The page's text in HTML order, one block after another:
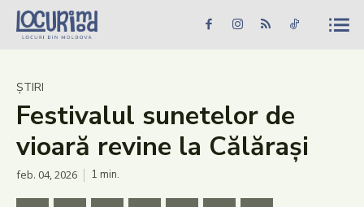
Caută în site... Căutare
Știri
Evenimente
Dezvoltare rurală
Turism
ȘTIRI
Festivalul sunetelor de
vioară revine la Călărași
feb. 04, 2026 1 min.